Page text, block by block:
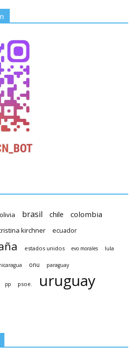
brasil chile colombia
kirchner ecuador
estados unidos evo morales lula
onu paraguay
pp psoe. uruguay